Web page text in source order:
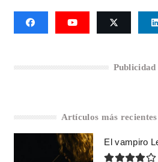
Publicidad
Artículos más
El vampiro